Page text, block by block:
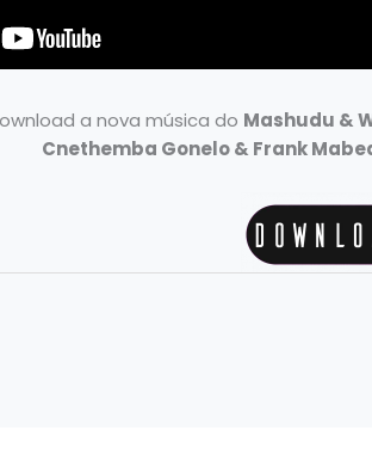
a nova música do Mashudu &
Cnethemba Gonelo & Frank